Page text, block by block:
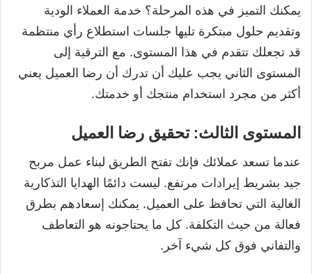
يمكنك التميز في هذه المرحلة؟ خدمة العملاء الودية
وتقديم حلول مبتكرة تليها جلسات استطلاع رأي منتظمة
قد تجعلك تتقدم في هذا المستوى. مع الترقية إلى
المستوى الثاني يجب عليك أن تدرك أن رضا العميل يعني
أكثر من مجرد استخدام منتجك أو خدمتك.
المستوى الثالث: تحقيق رضا العميل
عندما تسعد عملائك فإنك تفتح الطريق لبناء عمل مربح
جيد بشريط إيرادات مرتفع. ليست دائمًا الهدايا التذكارية
الغالية التي تحافظ على العميل. يمكنك إسعادهم بطرق
فعالة من حيث التكلفة. كل ما يحتاجونه هو التعاطف
والتفاني فوق كل شيء آخر.